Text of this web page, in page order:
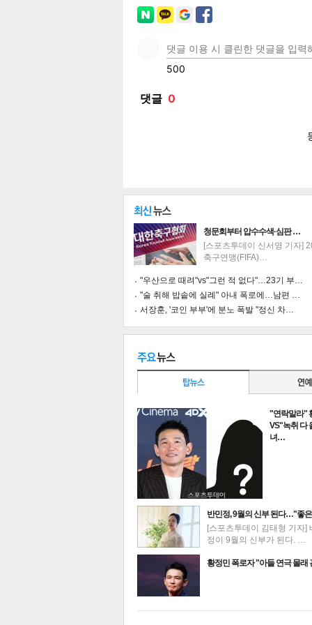
기
트위 카카
최신뉴스
청문회부터 압수수색·심판 …
[스포츠투데이 신서영 기자]
축구연맹(FIFA)…
"우산으로 때려"vs"그런 적 없다"…23기 부…
"술 취해 밥솥에 실례" 아내 폭로에…남편 …
서장훈, '코인 부부'에 분노 폭발 "정신 차…
"연락말라"
VS"녹취 다
녀…
반민정, 9월의 신부 된다…"좋
[스포츠투데이 김태형 기자]
정이 9월의 신부가 된다. …
황정민 폭로자 "아들 연극 몰